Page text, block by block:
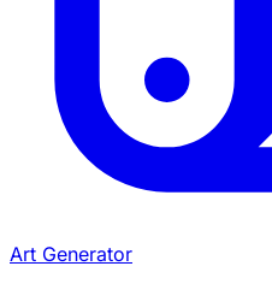
Art Generator